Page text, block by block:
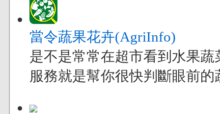
當令蔬果花卉(AgriInfo)
是不是常常在超市看到水果
服務就是幫你很快判斷眼前